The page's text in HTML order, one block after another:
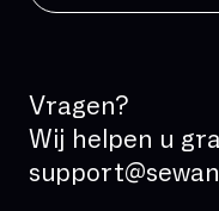
Vragen?
Wij helpen u